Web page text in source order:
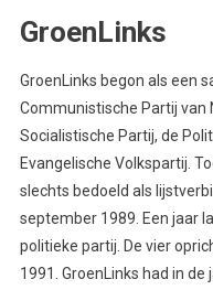
GroenLinks
GroenLinks begon als een
Communistische Partij van
Socialistische Partij, de
Evangelische Volkspartij.
slechts bedoeld als
september 1989. Een jaar
politieke partij. De vier
1991. GroenLinks had in